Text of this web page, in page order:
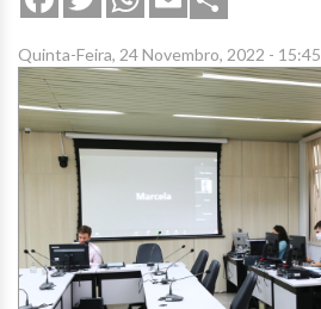
Quinta-Feira, 24 Novembro, 2022 - 15:45